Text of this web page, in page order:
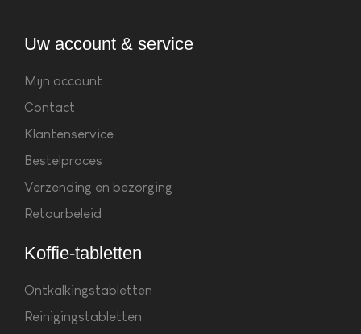
Uw account & service
Mijn account
Contact
Klantenservice
Bestelproces
Verzending en bezorging
Retourbeleid
Koffie-tabletten
Ontkalkingstabletten
Reinigingstabletten